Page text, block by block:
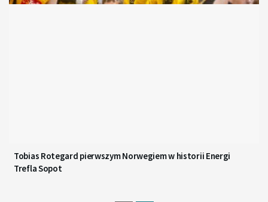
Tobias Rotegard pierwszym Norwegiem w historii Energi
Trefla Sopot